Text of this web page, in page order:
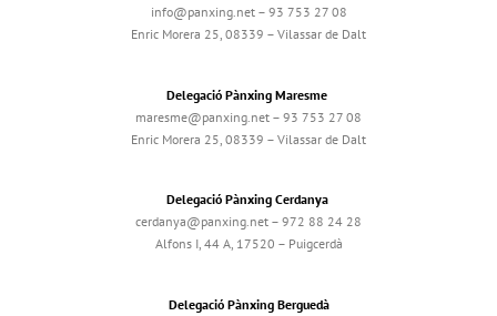
info@panxing.net – 93 753 27 08
Enric Morera 25, 08339 – Vilassar de Dalt
Delegació Pànxing Maresme
maresme@panxing.net – 93 753 27 08
Enric Morera 25, 08339 – Vilassar de Dalt
Delegació Pànxing Cerdanya
cerdanya@panxing.net – 972 88 24 28
Alfons I, 44 A, 17520 – Puigcerdà
Delegació Pànxing Berguedà